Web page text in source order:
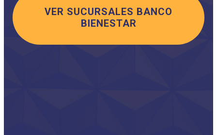
VER SUCURSALES BANCO
BIENESTAR